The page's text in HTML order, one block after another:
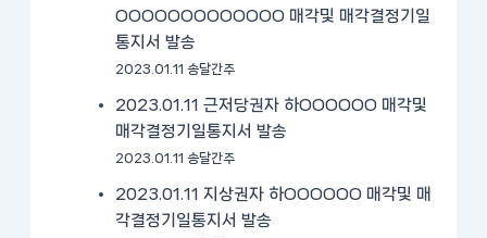
OOOOOOOOOOOOO 매각및 매각결정기일
통지서 발송
2023.01.11 송달간주
2023.01.11 근저당권자 하OOOOOO 매각및
매각결정기일통지서 발송
2023.01.11 송달간주
2023.01.11 지상권자 하OOOOOO 매각및 매
각결정기일통지서 발송